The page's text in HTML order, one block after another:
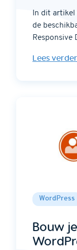
In dit
de
Responsive
Lees verder
WordPress
Bouw